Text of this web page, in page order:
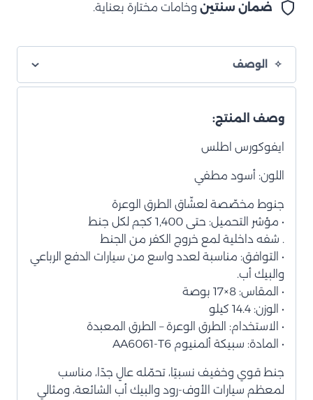
ضمان سنتين وخامات مختارة بعناية.
الوصف
وصف المنتج:
ايفوكورس اطلس
اللون: أسود مطفي
جنوط مخصّصة لعشّاق الطرق الوعرة
• مؤشر التحميل: حتى 1,400 كجم لكل جنط
. شفه داخلية لمع خروج الكفر من الجنط
• التوافق: مناسبة لعدد واسع من سيارات الدفع الرباعي
والبيك أب.
• المقاس: 8×17 بوصة
• الوزن: 14.4 كيلو
• الاستخدام: الطرق الوعرة – الطرق المعبدة
• المادة: سبيكة ألمنيوم AA6061-T6
جنط قوي وخفيف نسبيًا، تحمّله عالٍ جدًا، مناسب
لمعظم سيارات الأوف-رود والبيك أب الشائعة، ومثالي